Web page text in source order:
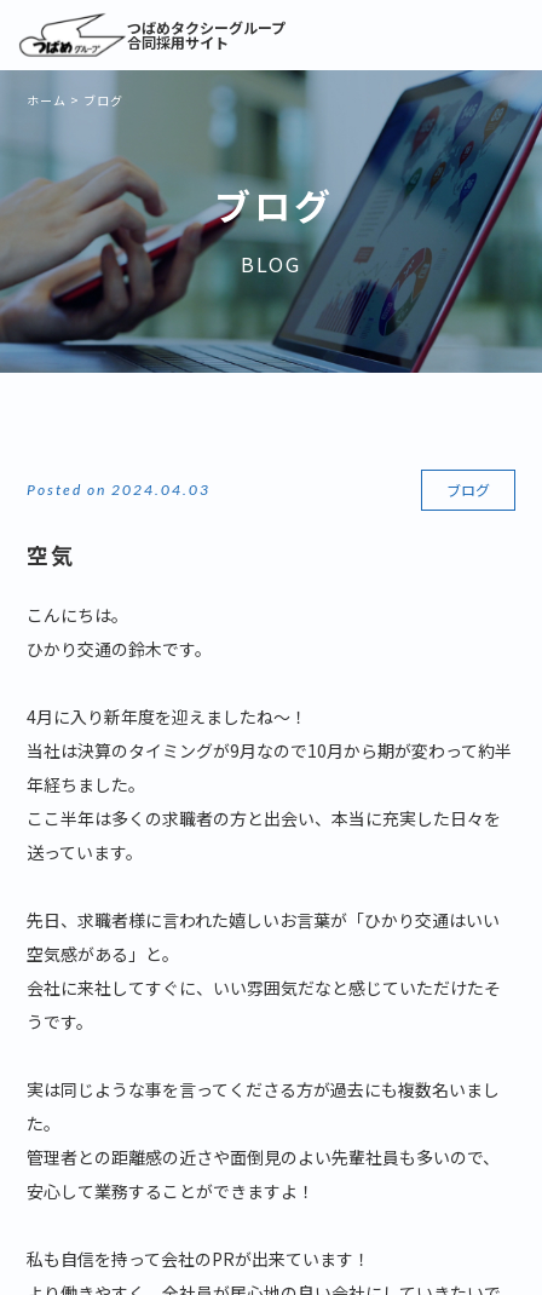
つばめタクシーグループ
合同採用サイト
ホーム > ブログ
ブログ
BLOG
Posted on 2024.04.03 ブログ
空気
こんにちは。
ひかり交通の鈴木です。
4月に入り新年度を迎えましたね～！
当社は決算のタイミングが9月なので10月から期が変わって約半
年経ちました。
ここ半年は多くの求職者の方と出会い、本当に充実した日々を
送っています。
先日、求職者様に言われた嬉しいお言葉が「ひかり交通はいい
空気感がある」と。
会社に来社してすぐに、いい雰囲気だなと感じていただけたそ
うです。
実は同じような事を言ってくださる方が過去にも複数名いまし
た。
管理者との距離感の近さや面倒見のよい先輩社員も多いので、
安心して業務することができますよ！
私も自信を持って会社のPRが出来ています！